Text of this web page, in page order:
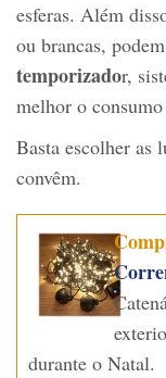
esferas. Além
ou brancas,
temporizador,
melhor o
Basta escolher as
convêm.
durante o Natal.